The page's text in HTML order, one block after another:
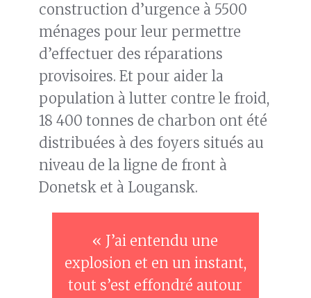
construction d’urgence à 5500
ménages pour leur permettre
d’effectuer des réparations
provisoires. Et pour aider la
population à lutter contre le froid,
18 400 tonnes de charbon ont été
distribuées à des foyers situés au
niveau de la ligne de front à
Donetsk et à Lougansk.
« J’ai entendu une
explosion et en un instant,
tout s’est effondré autour